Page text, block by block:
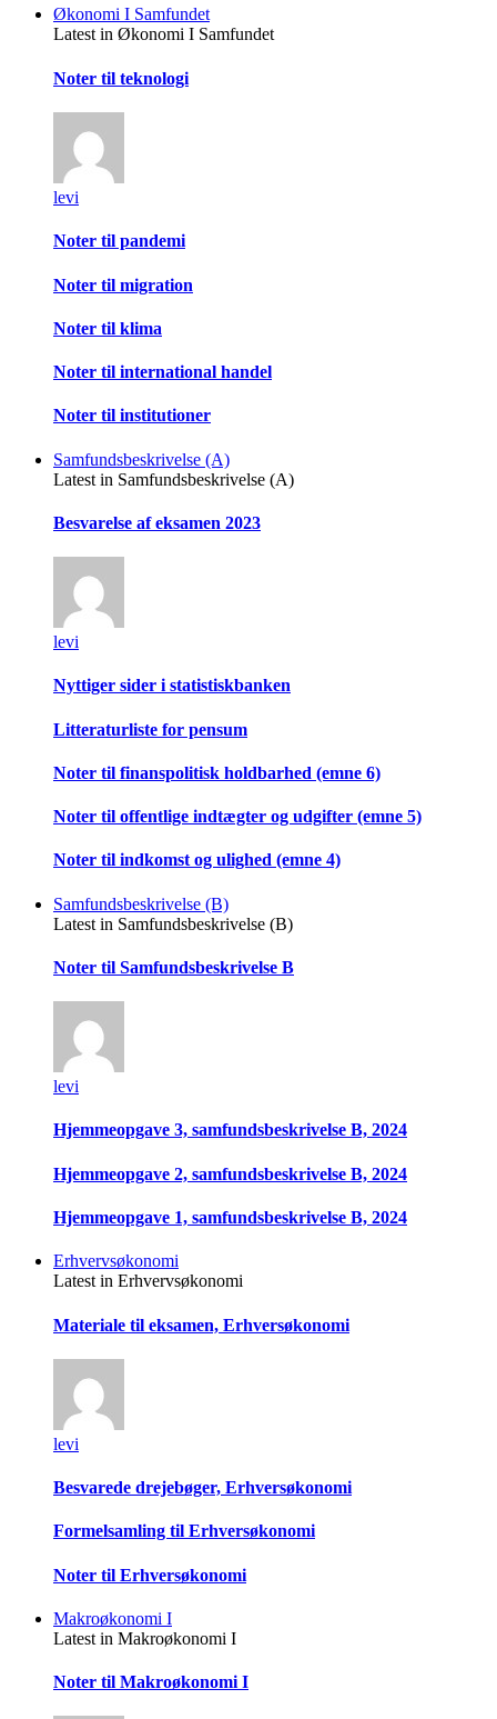
Økonomi I Samfundet
Latest in Økonomi I Samfundet
Noter til teknologi
levi
Noter til pandemi
Noter til migration
Noter til klima
Noter til international handel
Noter til institutioner
Samfundsbeskrivelse (A)
Latest in Samfundsbeskrivelse (A)
Besvarelse af eksamen 2023
levi
Nyttiger sider i statistiskbanken
Litteraturliste for pensum
Noter til finanspolitisk holdbarhed (emne 6)
Noter til offentlige indtægter og udgifter (emne 5)
Noter til indkomst og ulighed (emne 4)
Samfundsbeskrivelse (B)
Latest in Samfundsbeskrivelse (B)
Noter til Samfundsbeskrivelse B
levi
Hjemmeopgave 3, samfundsbeskrivelse B, 2024
Hjemmeopgave 2, samfundsbeskrivelse B, 2024
Hjemmeopgave 1, samfundsbeskrivelse B, 2024
Erhvervsøkonomi
Latest in Erhvervsøkonomi
Materiale til eksamen, Erhversøkonomi
levi
Besvarede drejebøger, Erhversøkonomi
Formelsamling til Erhversøkonomi
Noter til Erhversøkonomi
Makroøkonomi I
Latest in Makroøkonomi I
Noter til Makroøkonomi I